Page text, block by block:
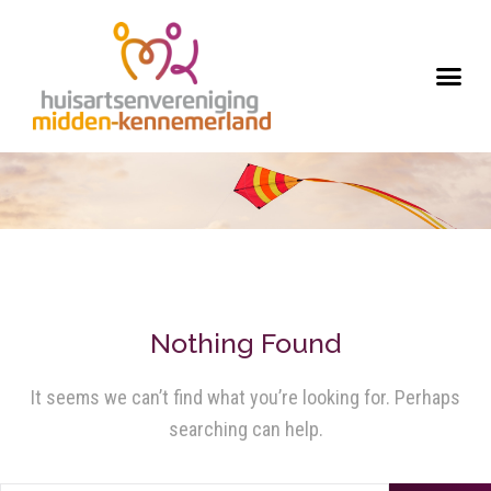
Nothing Found
It seems we can’t find what you’re looking for. Perhaps
searching can help.